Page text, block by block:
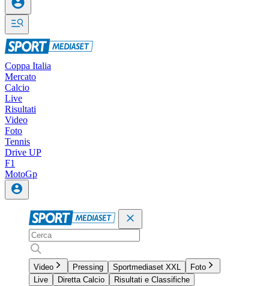
Coppa Italia
Mercato
Calcio
Live
Risultati
Video
Foto
Tennis
Drive UP
F1
MotoGp
Video Pressing Sportmediaset XXL
Foto
Live
Diretta Calcio
Risultati e Classifiche